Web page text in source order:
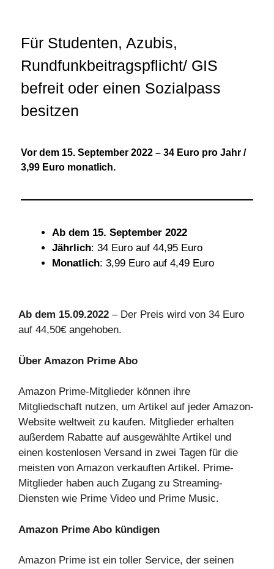
Für Studenten, Azubis,
Rundfunkbeitragspflicht/ GIS
befreit oder einen Sozialpass
besitzen
Vor dem 15. September 2022 – 34 Euro pro Jahr /
3,99 Euro monatlich.
Ab dem 15. September 2022
Jährlich: 34 Euro auf 44,95 Euro
Monatlich: 3,99 Euro auf 4,49 Euro
Ab dem 15.09.2022 – Der Preis wird von 34 Euro
auf 44,50€ angehoben.
Über Amazon Prime Abo
Amazon Prime-Mitglieder können ihre
Mitgliedschaft nutzen, um Artikel auf jeder Amazon-
Website weltweit zu kaufen. Mitglieder erhalten
außerdem Rabatte auf ausgewählte Artikel und
einen kostenlosen Versand in zwei Tagen für die
meisten von Amazon verkauften Artikel. Prime-
Mitglieder haben auch Zugang zu Streaming-
Diensten wie Prime Video und Prime Music.
Amazon Prime Abo kündigen
Amazon Prime ist ein toller Service, der seinen